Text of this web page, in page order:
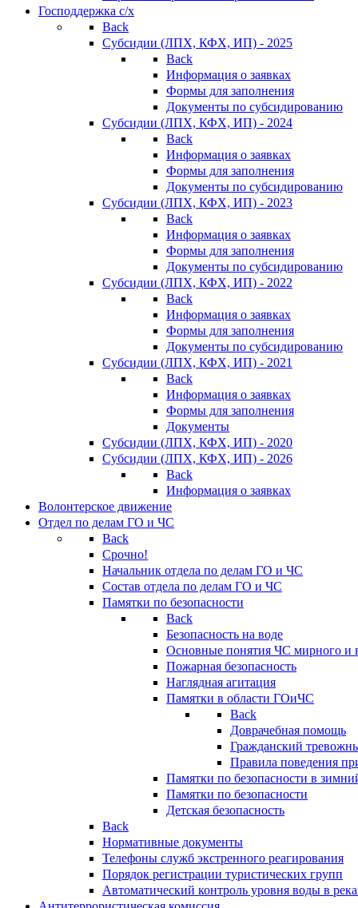
Господдержка с/х
Back
Субсидии (ЛПХ, КФХ, ИП) - 2025
Back
Информация о заявках
Формы для заполнения
Документы по субсидированию
Субсидии (ЛПХ, КФХ, ИП) - 2024
Back
Информация о заявках
Формы для заполнения
Документы по субсидированию
Субсидии (ЛПХ, КФХ, ИП) - 2023
Back
Информация о заявках
Формы для заполнения
Документы по субсидированию
Субсидии (ЛПХ, КФХ, ИП) - 2022
Back
Информация о заявках
Формы для заполнения
Документы по субсидированию
Субсидии (ЛПХ, КФХ, ИП) - 2021
Back
Информация о заявках
Формы для заполнения
Документы
Субсидии (ЛПХ, КФХ, ИП) - 2020
Субсидии (ЛПХ, КФХ, ИП) - 2026
Back
Информация о заявках
Волонтерское движение
Отдел по делам ГО и ЧС
Back
Срочно!
Начальник отдела по делам ГО и ЧС
Состав отдела по делам ГО и ЧС
Памятки по безопасности
Back
Безопасность на воде
Основные понятия ЧС мирного и
Пожарная безопасность
Наглядная агитация
Памятки в области ГОиЧС
Back
Доврачебная помощь
Гражданский
Правила поведения
Памятки по безопасности в
Памятки по безопасности
Детская безопасность
Back
Нормативные документы
Телефоны служб экстренного реагирования
Порядок регистрации туристических групп
Автоматический контроль уровня воды в